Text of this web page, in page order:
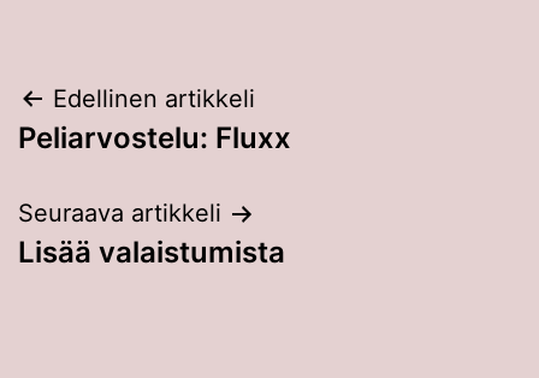
Artikkelien
selaus
Edellinen artikkeli
Peliarvostelu: Fluxx
Seuraava artikkeli
Lisää valaistumista